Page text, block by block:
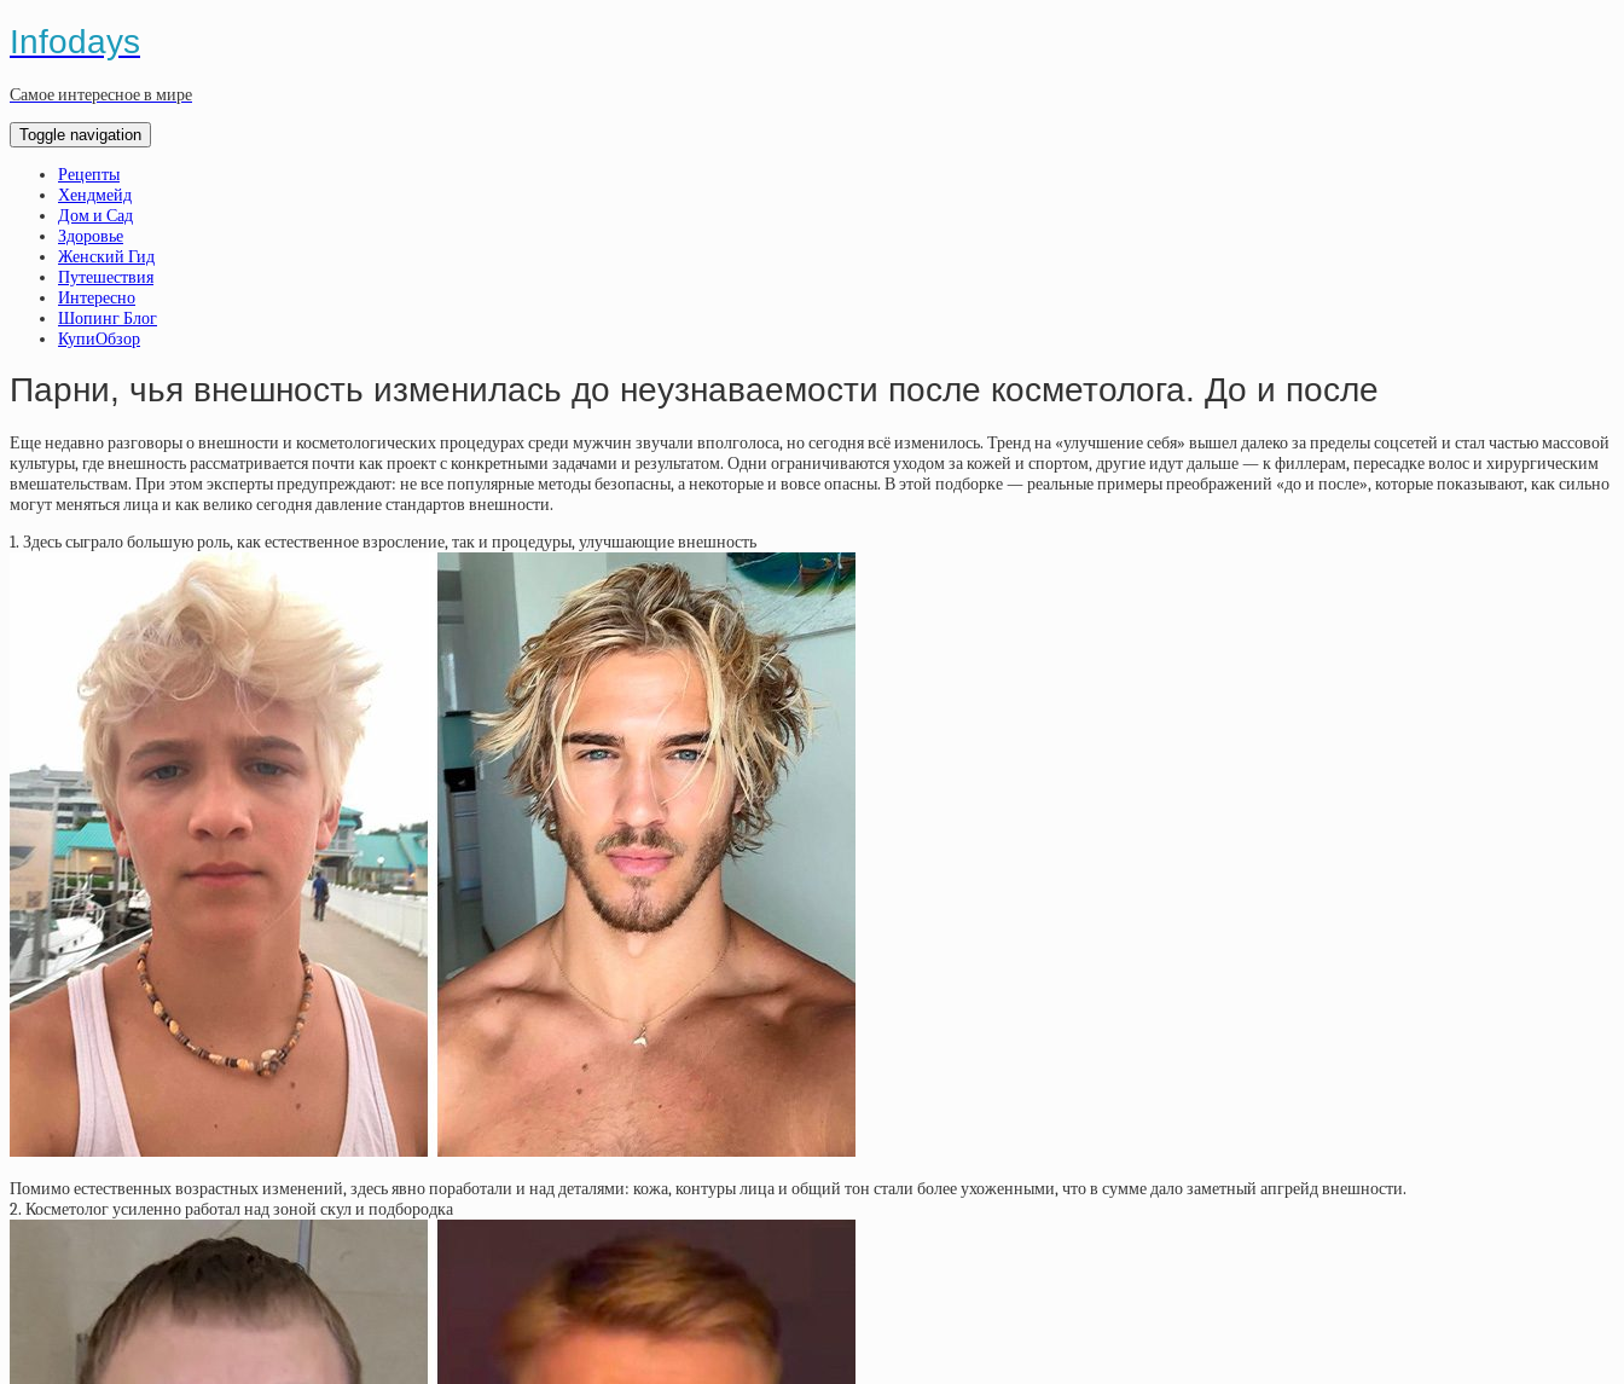
Infodays
Самое интересное в мире
Toggle navigation
Рецепты
Хендмейд
Дом и Сад
Здоровье
Женский Гид
Путешествия
Интересно
Шопинг Блог
КупиОбзор
Парни, чья внешность изменилась до неузнаваемости после косметолога. До и после
Еще недавно разговоры о внешности и косметологических процедурах среди мужчин звучали вполголоса, но сегодня всё изменилось. Тренд на «улучшение себя» вышел далеко за пределы соцсетей и стал частью массовой
культуры, где внешность рассматривается почти как проект с конкретными задачами и результатом. Одни ограничиваются уходом за кожей и спортом, другие идут дальше — к филлерам, пересадке волос и хирургическим
вмешательствам. При этом эксперты предупреждают: не все популярные методы безопасны, а некоторые и вовсе опасны. В этой подборке — реальные примеры преображений «до и после», которые показывают, как сильно
могут меняться лица и как велико сегодня давление стандартов внешности.
1. Здесь сыграло большую роль, как естественное взросление, так и процедуры, улучшающие внешность
Помимо естественных возрастных изменений, здесь явно поработали и над деталями: кожа, контуры лица и общий тон стали более ухоженными, что в сумме дало заметный апгрейд внешности.
2. Косметолог усиленно работал над зоной скул и подбородка